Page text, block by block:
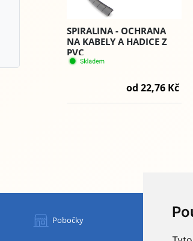
SPIRALINA - OCHRANA
NA KABELY A HADICE Z
PVC
od 22,76 Kč
Pobočky